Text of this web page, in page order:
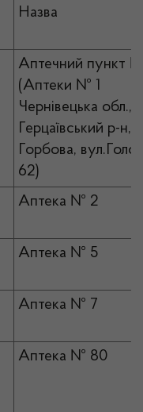
Назва
Аптечний пункт
(Аптеки № 1
Чернівецька обл.,
Герцаївський р-н,
Горбова,
62)
Аптека № 2
Аптека № 5
Аптека № 7
Аптека № 80